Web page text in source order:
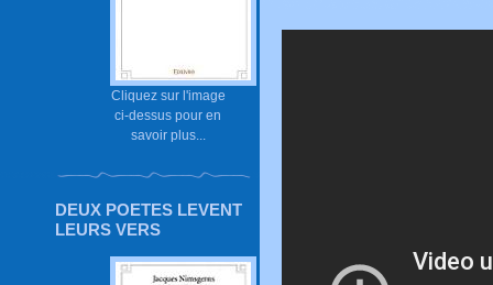
Cliquez sur l'image
ci-dessus pour en
savoir plus...
DEUX POETES LEVENT
LEURS VERS